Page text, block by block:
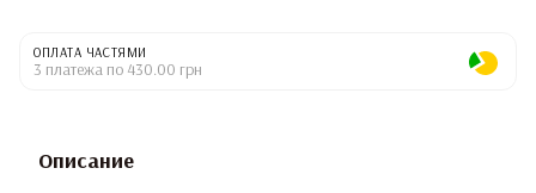
ОПЛАТА ЧАСТЯМИ
3 платежа по 430.00 грн
Описание